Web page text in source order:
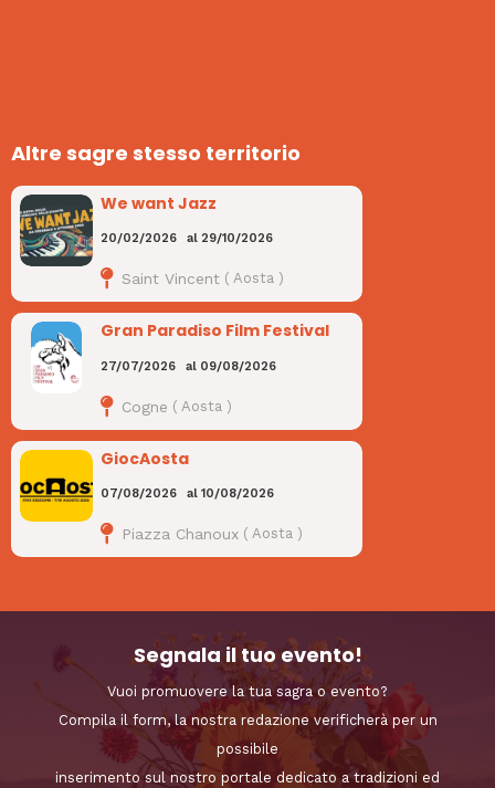
Altre sagre stesso territorio
We want Jazz
20/02/2026 al 29/10/2026
Saint Vincent (Aosta )
Gran Paradiso Film Festival
27/07/2026 al 09/08/2026
Cogne ( Aosta )
GiocAosta
07/08/2026 al10/08/2026
Piazza Chanoux (Aosta )
Segnala il tuo evento!
Vuoi promuovere la tua sagra o evento?
Compila il form, la nostra redazione verificherà per un
possibile
inserimento sul nostro portale dedicato a tradizioni ed